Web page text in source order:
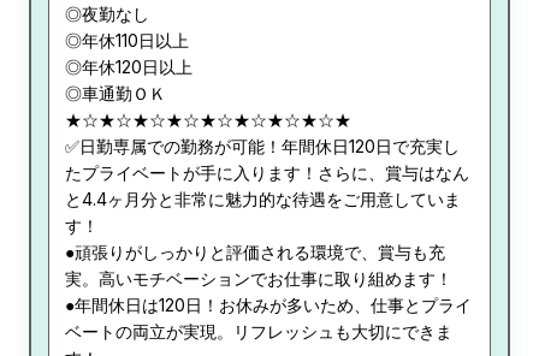
◎夜勤なし
◎年休110日以上
◎年休120日以上
◎車通勤ＯＫ
★☆★☆★☆★☆★☆★☆★☆★☆★
✅日勤専属での勤務が可能！年間休日120日で充実し
たプライベートが手に入ります！さらに、賞与はなん
と4.4ヶ月分と非常に魅力的な待遇をご用意していま
す！
●頑張りがしっかりと評価される環境で、賞与も充
実。高いモチベーションでお仕事に取り組めます！
●年間休日は120日！お休みが多いため、仕事とプライ
ベートの両立が実現。リフレッシュも大切にできま